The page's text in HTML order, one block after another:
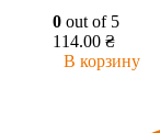
0 out of 5
114.00 ₴
В корзину